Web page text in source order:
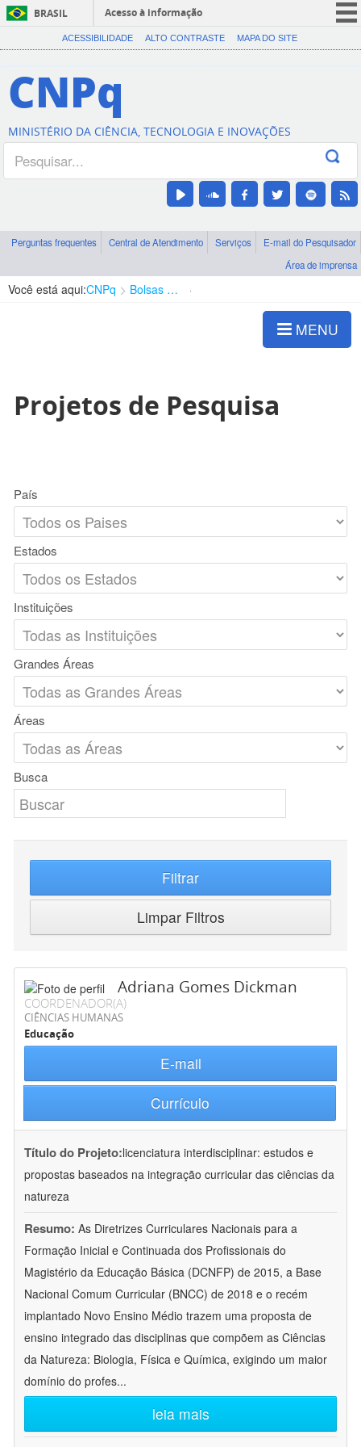
BRASIL
Acesso à informação
CORONAVÍRUS (COVID-19)
Canais
ACESSIBILIDADE ALTO CONTRASTE MAPA DO SITE
CNPq
MINISTÉRIO DA CIÊNCIA, TECNOLOGIA E INOVAÇÕES
Perguntas frequentes Central de Atendimento Serviços
E-mail do Pesquisador
Área de imprensa
Você está aqui:CNPq Bolsas e Auxílios Vigentes
MENU
Projetos de Pesquisa
País
Estados
Instituições
Grandes Áreas
Áreas
Busca
Filtrar
Limpar Filtros
Adriana Gomes Dickman
COORDENADOR(A)
CIÊNCIAS HUMANAS
Educação
E-mail
Currículo
Título do Projeto:licenciatura interdisciplinar: estudos e
propostas baseados na integração curricular das ciências da
natureza
Resumo: As Diretrizes Curriculares Nacionais para a
Formação Inicial e Continuada dos Profissionais do
Magistério da Educação Básica (DCNFP) de 2015, a Base
Nacional Comum Curricular (BNCC) de 2018 e o recém
implantado Novo Ensino Médio trazem uma proposta de
ensino integrado das disciplinas que compõem as Ciências
da Natureza: Biologia, Física e Química, exigindo um maior
domínio do profes...
leia mais